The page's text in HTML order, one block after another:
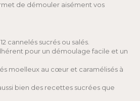
de démouler aisément vos
cannelés sucrés ou salés.
pour un démoulage facile et un
moelleux au cœur et caramélisés à
bien des recettes sucrées que